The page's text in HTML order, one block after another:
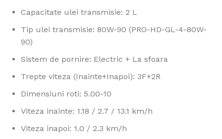
Capacitate ulei transmisie: 2 L
Tip ulei transmisie: 80W-90 (PRO-HD-GL-4-80W-
90)
Sistem de pornire: Electric + La sfoara
Trepte viteza (Inainte+Inapoi): 3F+2R
Dimensiuni roti: 5.00-10
Viteza inainte: 1.18 / 2.7 / 13.1 km/h
Viteza inapoi: 1.0 / 2.3 km/h